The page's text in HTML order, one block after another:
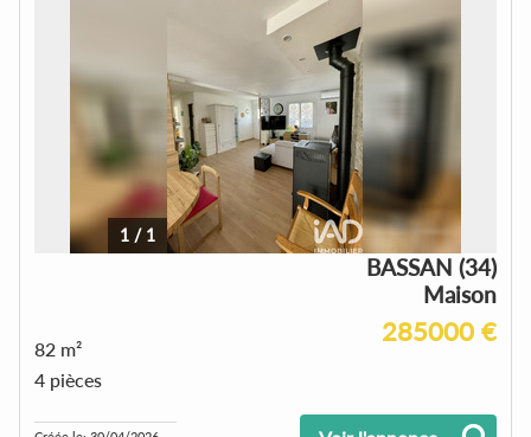
1 / 1
BASSAN (34)
Maison
285000 €
82 m²
4 pièces